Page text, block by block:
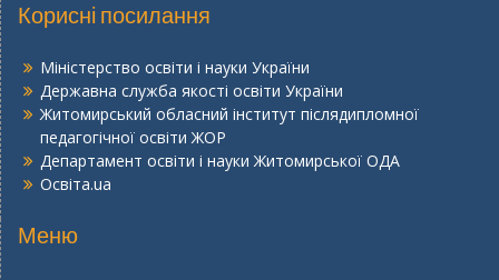
Корисні посилання
Міністерство освіти і науки України
Державна служба якості освіти України
Житомирський обласний інститут післядипломної
педагогічної освіти ЖОР
Департамент освіти і науки Житомирської ОДА
Освіта.ua
Меню